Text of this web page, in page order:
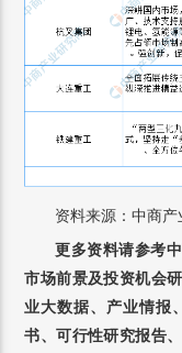
资料来源：中商
更多资料请参考
市场前景及投资机会
业大数据、产业情报
书、可行性研究报告